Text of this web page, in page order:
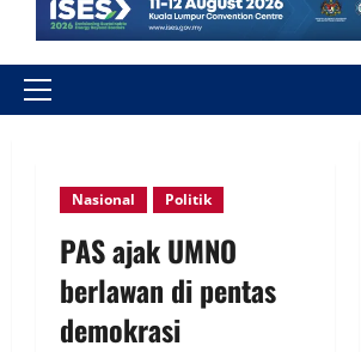
Nasional Politik
PAS ajak UMNO
berlawan di pentas
demokrasi